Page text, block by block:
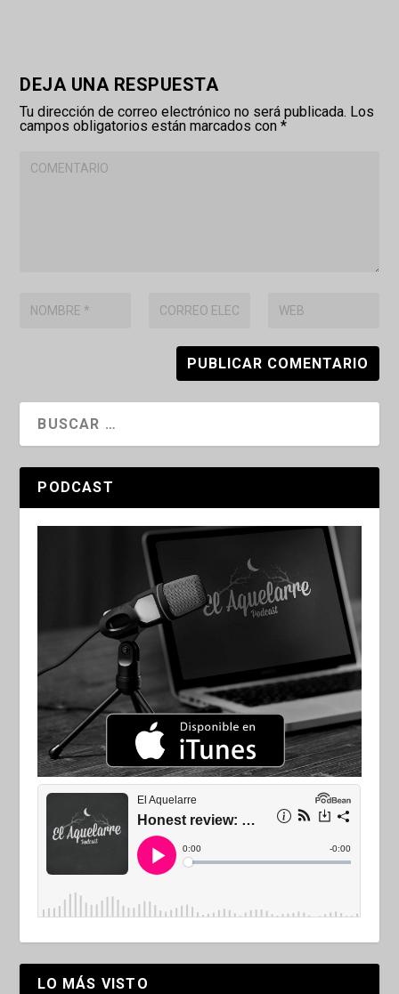
DEJA UNA RESPUESTA
Tu dirección de correo electrónico no será publicada. Los
campos obligatorios están marcados con*
PODCAST
LO MÁS VISTO